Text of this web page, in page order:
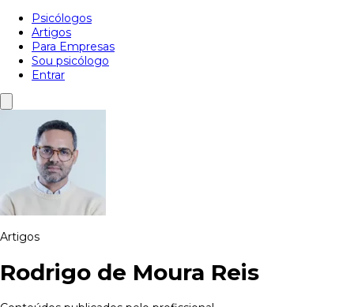
Psicólogos
Artigos
Para Empresas
Sou psicólogo
Entrar
Artigos
Rodrigo de Moura Reis